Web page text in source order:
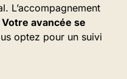
L’accompagnement
Votre avancée se
optez pour un suivi